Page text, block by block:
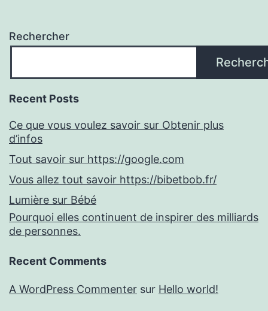
Rechercher
Recent Posts
Ce que vous voulez savoir sur Obtenir plus
d’infos
Tout savoir sur https://google.com
Vous allez tout savoir https://bibetbob.fr/
Lumière sur Bébé
Pourquoi elles continuent de inspirer des milliards
de personnes.
Recent Comments
A WordPress Commenter sur Hello world!